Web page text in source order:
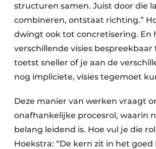
structuren samen. Juist door die
combineren, ontstaat richting.”
dwingt ook tot concretisering. En
verschillende visies bespreekbaar
toetst sneller of je aan de
nog impliciete, visies tegemoet
Deze manier van werken vraagt
onafhankelijke procesrol, waarin
belang leidend is. Hoe vul je die
Hoekstra: “De kern zit in het